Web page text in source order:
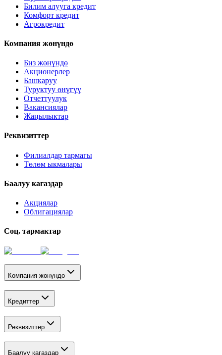
Билим алууга кредит
Комфорт кредит
Агрокредит
Компания жөнүндө
Биз жөнүндө
Акционерлер
Башкаруу
Туруктуу өнүгүү
Отчеттуулук
Вакансиялар
Жаңылыктар
Реквизиттер
Филиалдар тармагы
Төлөм ыкмалары
Баалуу кагаздар
Акциялар
Облигациялар
Соц. тармактар
Компания жөнүндө
Кредиттер
Реквизиттер
Баалуу кагаздар